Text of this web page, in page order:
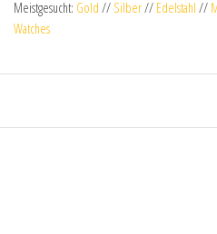
Meistgesucht: Gold // Silber// Edelstahl //
Watches